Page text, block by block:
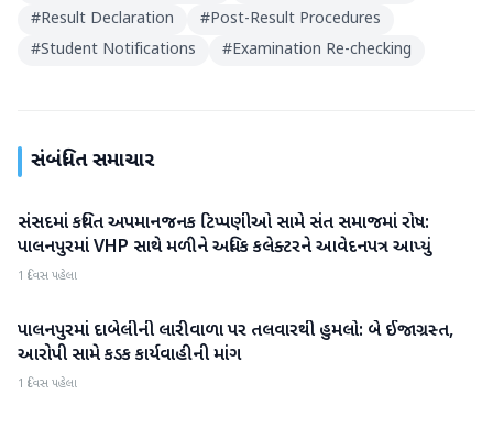
#Result Declaration #Post-Result Procedures
#Student Notifications #Examination Re-checking
સંબંધિત સમાચાર
બનાસકાંઠા
સંસદમાં કથિત અપમાનજનક ટિપ્પણીઓ સામે સંત સમાજમાં રોષ:
પાલનપુરમાં VHP સાથે મળીને અધિક કલેક્ટરને આવેદનપત્ર આપ્યું
1 દિવસ પહેલા
બનાસકાંઠા
પાલનપુરમાં દાબેલીની લારીવાળા પર તલવારથી હુમલો: બે ઈજાગ્રસ્ત,
આરોપી સામે કડક કાર્યવાહીની માંગ
1 દિવસ પહેલા